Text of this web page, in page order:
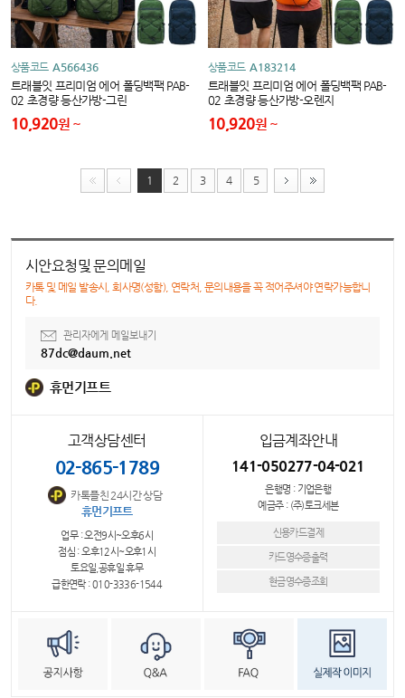
상품코드 A566436
트래블잇 프리미엄 에어 폴딩백팩 PAB-
02 초경량 등산가방-그린
10,920원
상품코드 A183214
트래블잇 프리미엄 에어 폴딩백팩 PAB-
02 초경량 등산가방-오렌지
10,920원
1 2 3 4 5
시안요청및 문의메일
카톡 및 메일 발송시, 회사명(성함), 연락처, 문의내용을 꼭 적어주셔야 연락가능합니
다.
관리자에게 메일보내기
87dc@daum.net
휴먼기프트
고객상담센터
02-865-1789
카톡플친 24시간 상담
휴먼기프트
업무 : 오전9시~오후6시
점심 : 오후12시~오후1시
토요일,공휴일 휴무
급한연락 : 010-3336-1544
입금계좌안내
141-050277-04-021
은행명 : 기업은행
예금주 : (주)토크세븐
신용카드결제
카드영수증출력
현금영수증조회